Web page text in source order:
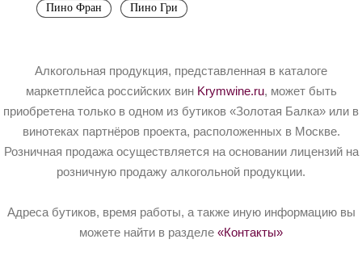
Пино Фран
Пино Гри
Алкогольная продукция, представленная в каталоге
маркетплейса российских вин Krymwine.ru, может быть
приобретена только в одном из бутиков «Золотая Балка» или в
винотеках партнёров проекта, расположенных в Москве.
Розничная продажа осуществляется на основании лицензий на
розничную продажу алкогольной продукции.
Адреса бутиков, время работы, а также иную информацию вы
можете найти в разделе «Контакты»